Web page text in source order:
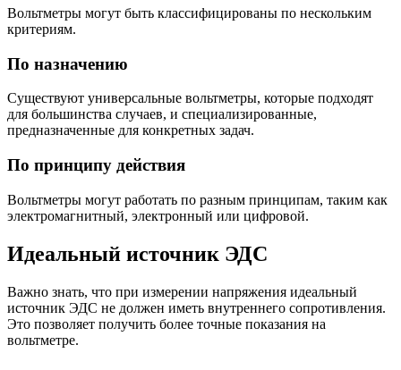
Вольтметры могут быть классифицированы по нескольким
критериям.
По назначению
Существуют универсальные вольтметры, которые подходят
для большинства случаев, и специализированные,
предназначенные для конкретных задач.
По принципу действия
Вольтметры могут работать по разным принципам, таким как
электромагнитный, электронный или цифровой.
Идеальный источник ЭДС
Важно знать, что при измерении напряжения идеальный
источник ЭДС не должен иметь внутреннего сопротивления.
Это позволяет получить более точные показания на
вольтметре.